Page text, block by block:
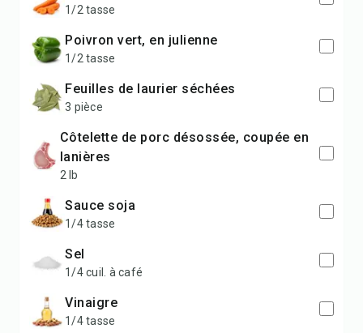
1/2 tasse
poivron vert, en julienne
1/2 tasse
feuilles de laurier séchées
3 pièce
côtelette de porc désossée, coupée en
lanières
2 lb
sauce soja
1/4 tasse
sel
1/4 cuil. à café
vinaigre
1/4 tasse